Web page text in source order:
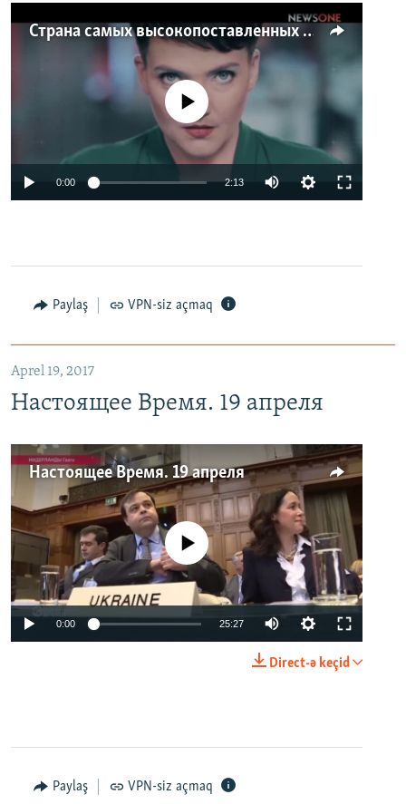
Страна самых высокопоставленных телеведущих. Почему политики захватили телеэфир Украины
No media source currently available
0:00 2:13
Paylaş VPN-siz açmaq
Aprel 19, 2017
Настоящее Время. 19 апреля
Настоящее Время. 19 апреля
No media source currently available
0:00 25:27
Direct-ə keçid
Paylaş VPN-siz açmaq